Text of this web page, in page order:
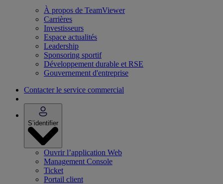
À propos de TeamViewer
Carrières
Investisseurs
Espace actualités
Leadership
Sponsoring sportif
Développement durable et RSE
Gouvernement d'entreprise
Contacter le service commercial
S’identifier
Ouvrir l’application Web
Management Console
Ticket
Portail client